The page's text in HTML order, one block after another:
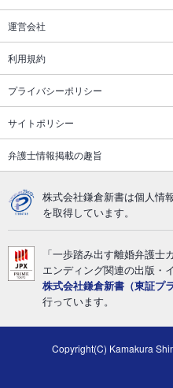
運営会社
利用規約
プライバシーポリシー
サイトポリシー
弁護士情報掲載の趣旨
株式会社鎌倉新書は個人情
を取得しています。
「一歩踏み出す離婚弁護
エンディング関連の出版・
株式会社鎌倉新書（東証プ
行っています。
Copyright(C) Kamakura